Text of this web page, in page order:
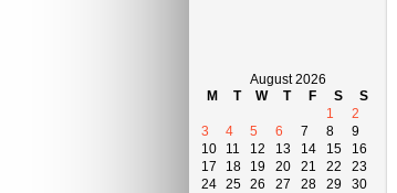
August 2026
M
T W T F S
S
1
2
3
4 5 6 7 8
9
10
11 12 13 14 15
16
17
18 19 20 21 22
23
24 25 26 27 28 29
30